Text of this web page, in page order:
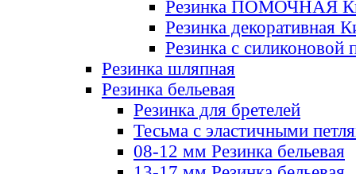
Резинка ПОМОЧНАЯ
Резинка декоративная
Резинка с силиконовой
Резинка шляпная
Резинка бельевая
Резинка для бретелей
Тесьма с эластичными
08-12 мм Резинка бельевая